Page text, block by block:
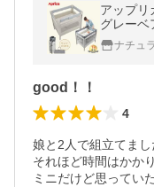
アップリ
グレーベ
ー 折り
送料無料
ナチュ
good！！
4
娘と2人で組立てまし
それほど時間はかか
ミニだけど思ってい